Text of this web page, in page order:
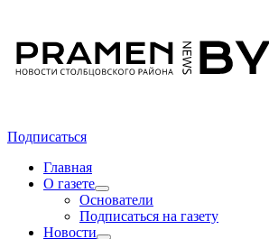
Подписаться
Главная
О газете
Основатели
Подписаться на газету
Новости